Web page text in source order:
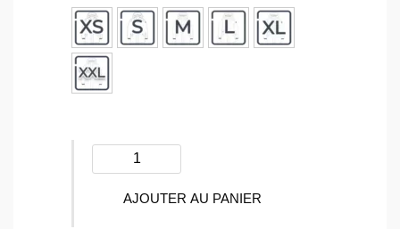
quantité
de
ManteauAJOUTER AU PANIER